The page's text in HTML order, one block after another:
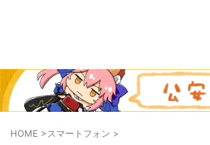
HOME >スマートフォン >